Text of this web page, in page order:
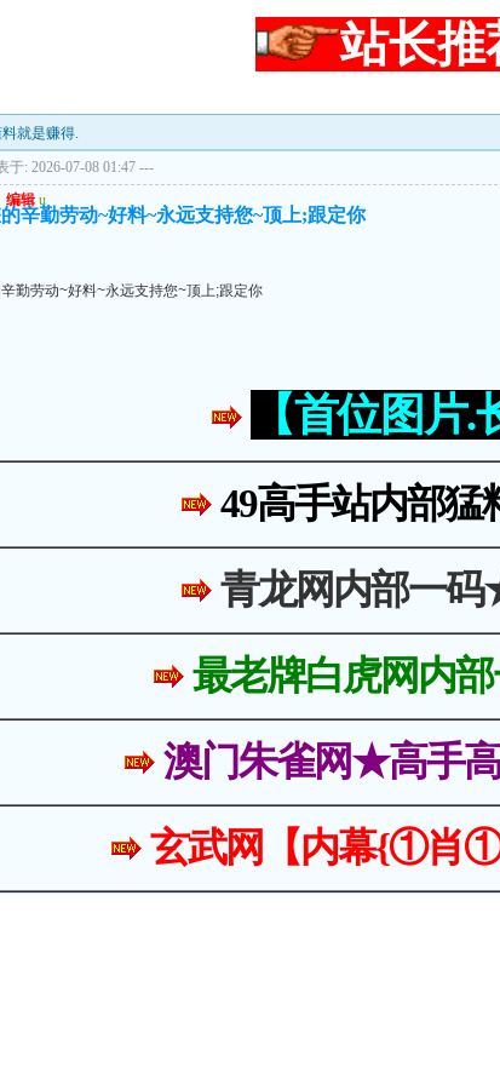
站长推
就是赚得.
于: 2026-07-08 01:47 ---
编辑 u
辛勤劳动~好料~永远支持您~顶上;跟定你
勤劳动~好料~永远支持您~顶上;跟定你
【首位图片.
49高手站内部猛
青龙网内部一
最老牌白虎网内
澳门朱雀网★高手
玄武网【内幕{①肖